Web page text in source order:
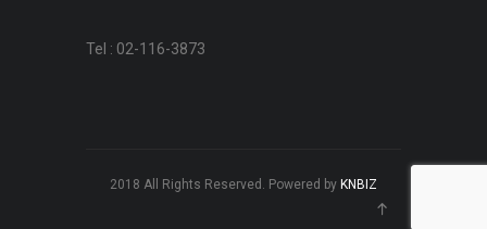
Tel : 02-116-3873
2018 All Rights Reserved. Powered by KNBIZ